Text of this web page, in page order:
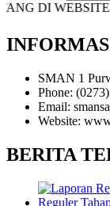
DI WEBSITE
SMAN 1
Phone:
Email:
Website:
BERITA